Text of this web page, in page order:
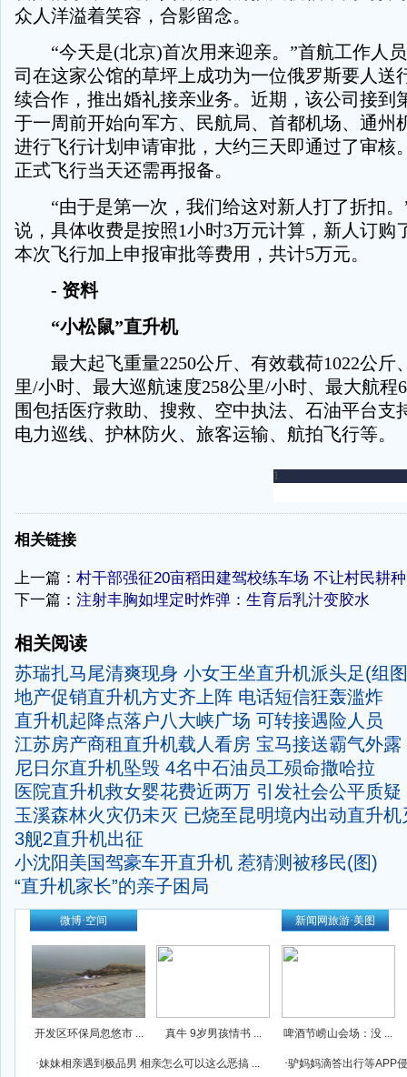
众人洋溢着笑容，合影留念。
“今天是(北京)首次用来迎亲。”首航工作人
司在这家公馆的草坪上成功为一位俄罗斯要人送
续合作，推出婚礼接亲业务。近期，该公司接到
于一周前开始向军方、民航局、首都机场、通州
进行飞行计划申请审批，大约三天即通过了审核
正式飞行当天还需再报备。
“由于是第一次，我们给这对新人打了折扣。
说，具体收费是按照1小时3万元计算，新人订购
本次飞行加上申报审批等费用，共计5万元。
- 资料
“小松鼠”直升机
最大起飞重量2250公斤、有效载荷1022公斤
里/小时、最大巡航速度258公里/小时、最大航程
围包括医疗救助、搜救、空中执法、石油平台支
电力巡线、护林防火、旅客运输、航拍飞行等。
-
相关链接
上一篇： 村干部强征20亩稻田建驾校练车场 不让村民耕种
下一篇： 注射丰胸如埋定时炸弹：生育后乳汁变胶水
相关阅读
苏瑞扎马尾清爽现身 小女王坐直升机派头足(组
地产促销直升机方丈齐上阵 电话短信狂轰滥炸
直升机起降点落户八大峡广场 可转接遇险人员
江苏房产商租直升机载人看房 宝马接送霸气外露
尼日尔直升机坠毁 4名中石油员工殒命撒哈拉
医院直升机救女婴花费近两万 引发社会公平质疑
玉溪森林火灾仍未灭 已烧至昆明境内出动直升机
3舰2直升机出征
小沈阳美国驾豪车开直升机 惹猜测被移民(图)
“直升机家长”的亲子困局